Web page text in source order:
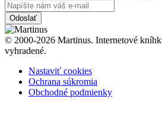
Odoslať
© 2000-2026 Martinus. Internetové
vyhradené.
Nastaviť cookies
Ochrana súkromia
Obchodné podmienky